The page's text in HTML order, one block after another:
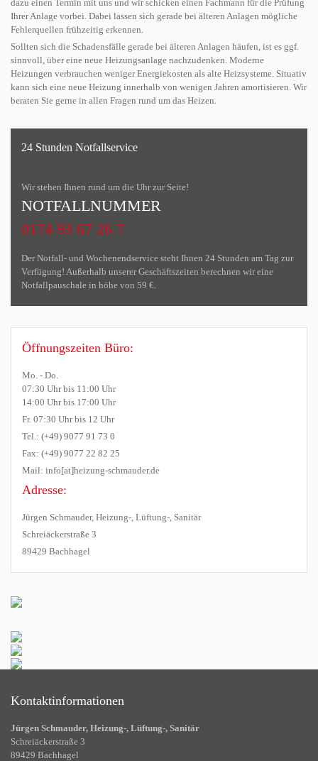
dazu einen Termin mit uns und wir schicken einen Fachmann für die Prüfung
Ihrer Anlage vorbei. Dabei lassen sich gerade bei älteren Anlagen mögliche
Fehlerquellen frühzeitig erkennen.
Sollten sich die Schadensfälle gerade bei älteren Anlagen häufen, ist es ggf.
sinnvoll, über eine neue Heizungsanlage nachzudenken. Moderne
Heizungen verbrauchen weniger Energiekosten als alte Heizsysteme. Situativ
kann sich eine neue Heizung innerhalb von wenigen Jahren amortisieren. Wir
beraten Sie gerne in allen Fragen rund um das Heizen.
24 Stunden Notfallservice
Wir stehen Ihnen rund um die Uhr zur Seite!
NOTFALLNUMMER
0174 93 67 26 7
Der Notfall- und Wochenendservice steht Ihnen 24 Stunden am Tag zur
Verfügung! Außerhalb unserer Geschäftszeiten berechnen wir eine
Notfallpauschale in höhe von 59 €.
Öffnungszeiten Büro:
Mo. - Do.
07:30 Uhr bis 11:00 Uhr
14:00 Uhr bis 17:00 Uhr
Fr. 07:30 Uhr bis 12 Uhr
Tel.: (+49) 9077 91 73 0
Fax: (+49) 9077 22 82 25
Mail: info[at]heizung-schmauder.de
Adresse:
Jürgen Schmauder, Heizung-, Lüftung-, Sanitär
Schreiäckerstraße 3
89429 Bachhagel
Kontaktinformationen
Jürgen Schmauder, Heizung-, Lüftung-, Sanitär
Schreiäckerstraße 3
89429 Bachhagel